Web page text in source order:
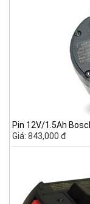
Pin 12V/1.5Ah
Giá: 843,000 đ